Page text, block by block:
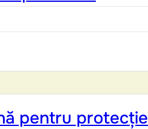
pentru protecție